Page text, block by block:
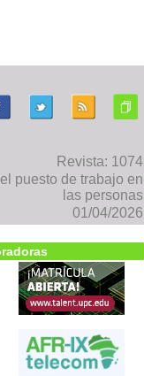
Revista: 1074
puesto de trabajo en
las personas
01/04/2026